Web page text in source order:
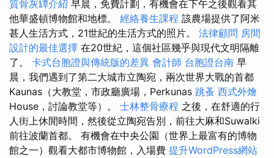
質骨灰罈介紹 早晨，免費計劃，有機會在下午之後觀看其
他華盛頓博物館和地標。 經絡養生課程 該農場提供了阿米
甚人生活方式，21世紀的生活方式的照片。 法律顧問 房間
設計的最佳選擇 在20世紀，這個社區幾乎與現代文明隔離
了。 卡式台胞證與傳統版的差異 會計師 台胞證台南 早
晨，我們遇到了第二大城市立陶宛，兩次世界大戰的首都
Kaunas（大教堂，市政廳廣場，Perkunas 跳蚤 西式外燴
House，討論教堂等）。 士林整骨療程 之後，在舒適的行
人街上休閒時間，然後從立陶宛告別，前往大麻和Suwalki
前往波蘭首都。 有機會在中央公園（世界上最富有的博物
館之一）觀看大都市博物館，入場費 提升WordPress網站